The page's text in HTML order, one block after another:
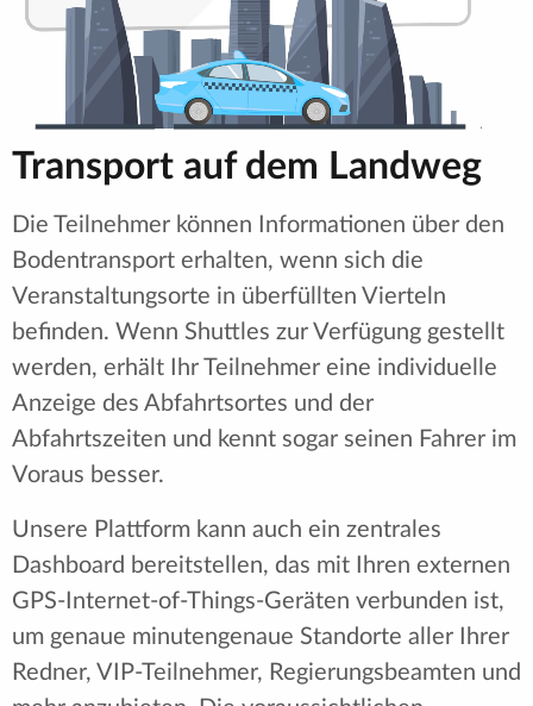
Transport auf dem Landweg
Die Teilnehmer können Informationen über den
Bodentransport erhalten, wenn sich die
Veranstaltungsorte in überfüllten Vierteln
befinden. Wenn Shuttles zur Verfügung gestellt
werden, erhält Ihr Teilnehmer eine individuelle
Anzeige des Abfahrtsortes und der
Abfahrtszeiten und kennt sogar seinen Fahrer im
Voraus besser.
Unsere Plattform kann auch ein zentrales
Dashboard bereitstellen, das mit Ihren externen
GPS-Internet-of-Things-Geräten verbunden ist,
um genaue minutengenaue Standorte aller Ihrer
Redner, VIP-Teilnehmer, Regierungsbeamten und